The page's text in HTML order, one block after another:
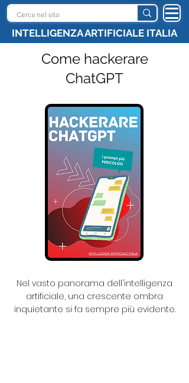
INTELLIGENZA ARTIFICIALE ITALIA
Come hackerare
ChatGPT
Nel vasto panorama dell'intelligenza
artificiale, una crescente ombra
inquietante si fa sempre più evidente.